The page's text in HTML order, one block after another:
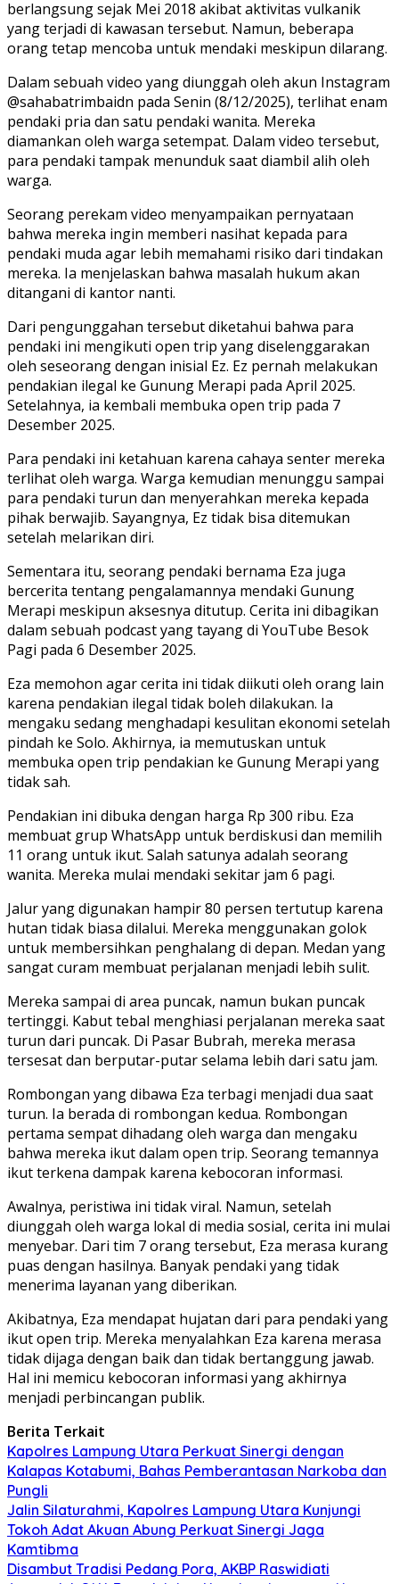
berlangsung sejak Mei 2018 akibat aktivitas vulkanik
yang terjadi di kawasan tersebut. Namun, beberapa
orang tetap mencoba untuk mendaki meskipun dilarang.
Dalam sebuah video yang diunggah oleh akun Instagram
@sahabatrimbaidn pada Senin (8/12/2025), terlihat enam
pendaki pria dan satu pendaki wanita. Mereka
diamankan oleh warga setempat. Dalam video tersebut,
para pendaki tampak menunduk saat diambil alih oleh
warga.
Seorang perekam video menyampaikan pernyataan
bahwa mereka ingin memberi nasihat kepada para
pendaki muda agar lebih memahami risiko dari tindakan
mereka. Ia menjelaskan bahwa masalah hukum akan
ditangani di kantor nanti.
Dari pengunggahan tersebut diketahui bahwa para
pendaki ini mengikuti open trip yang diselenggarakan
oleh seseorang dengan inisial Ez. Ez pernah melakukan
pendakian ilegal ke Gunung Merapi pada April 2025.
Setelahnya, ia kembali membuka open trip pada 7
Desember 2025.
Para pendaki ini ketahuan karena cahaya senter mereka
terlihat oleh warga. Warga kemudian menunggu sampai
para pendaki turun dan menyerahkan mereka kepada
pihak berwajib. Sayangnya, Ez tidak bisa ditemukan
setelah melarikan diri.
Sementara itu, seorang pendaki bernama Eza juga
bercerita tentang pengalamannya mendaki Gunung
Merapi meskipun aksesnya ditutup. Cerita ini dibagikan
dalam sebuah podcast yang tayang di YouTube Besok
Pagi pada 6 Desember 2025.
Eza memohon agar cerita ini tidak diikuti oleh orang lain
karena pendakian ilegal tidak boleh dilakukan. Ia
mengaku sedang menghadapi kesulitan ekonomi setelah
pindah ke Solo. Akhirnya, ia memutuskan untuk
membuka open trip pendakian ke Gunung Merapi yang
tidak sah.
Pendakian ini dibuka dengan harga Rp 300 ribu. Eza
membuat grup WhatsApp untuk berdiskusi dan memilih
11 orang untuk ikut. Salah satunya adalah seorang
wanita. Mereka mulai mendaki sekitar jam 6 pagi.
Jalur yang digunakan hampir 80 persen tertutup karena
hutan tidak biasa dilalui. Mereka menggunakan golok
untuk membersihkan penghalang di depan. Medan yang
sangat curam membuat perjalanan menjadi lebih sulit.
Mereka sampai di area puncak, namun bukan puncak
tertinggi. Kabut tebal menghiasi perjalanan mereka saat
turun dari puncak. Di Pasar Bubrah, mereka merasa
tersesat dan berputar-putar selama lebih dari satu jam.
Rombongan yang dibawa Eza terbagi menjadi dua saat
turun. Ia berada di rombongan kedua. Rombongan
pertama sempat dihadang oleh warga dan mengaku
bahwa mereka ikut dalam open trip. Seorang temannya
ikut terkena dampak karena kebocoran informasi.
Awalnya, peristiwa ini tidak viral. Namun, setelah
diunggah oleh warga lokal di media sosial, cerita ini mulai
menyebar. Dari tim 7 orang tersebut, Eza merasa kurang
puas dengan hasilnya. Banyak pendaki yang tidak
menerima layanan yang diberikan.
Akibatnya, Eza mendapat hujatan dari para pendaki yang
ikut open trip. Mereka menyalahkan Eza karena merasa
tidak dijaga dengan baik dan tidak bertanggung jawab.
Hal ini memicu kebocoran informasi yang akhirnya
menjadi perbincangan publik.
Berita Terkait
Kapolres Lampung Utara Perkuat Sinergi dengan
Kalapas Kotabumi, Bahas Pemberantasan Narkoba dan
Pungli
Jalin Silaturahmi, Kapolres Lampung Utara Kunjungi
Tokoh Adat Akuan Abung Perkuat Sinergi Jaga
Kamtibma
Disambut Tradisi Pedang Pora, AKBP Raswidiati